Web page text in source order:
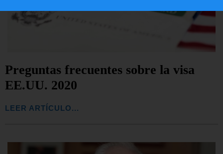
Preguntas frecuentes sobre la visa
EE.UU. 2020
LEER ARTÍCULO...